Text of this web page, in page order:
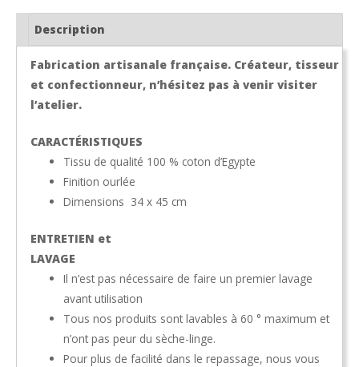
PUIVERTDescription
Fabrication artisanale française. Créateur, tisseur
et confectionneur, n’hésitez pas à venir visiter
l’atelier.
CARACTÉRISTIQUES
Tissu de qualité 100 % coton d’Egypte
Finition ourlée
Dimensions 34 x 45 cm
ENTRETIEN et
LAVAGE
Il n’est pas nécessaire de faire un premier lavage
avant utilisation
Tous nos produits sont lavables à 60 ° maximum et
n’ont pas peur du sèche-linge.
Pour plus de facilité dans le repassage, nous vous